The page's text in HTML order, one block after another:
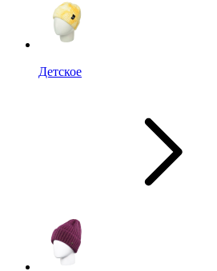
Детское